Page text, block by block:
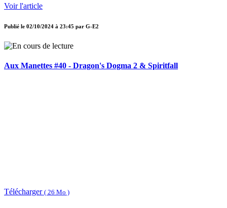
Voir l'article
Publié le 02/10/2024 à 23:45 par G-E2
Aux Manettes #40 - Dragon's Dogma 2 & Spiritfall
Télécharger ( 26 Mo )